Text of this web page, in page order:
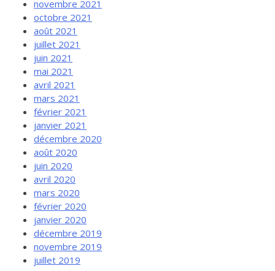
novembre 2021
octobre 2021
août 2021
juillet 2021
juin 2021
mai 2021
avril 2021
mars 2021
février 2021
janvier 2021
décembre 2020
août 2020
juin 2020
avril 2020
mars 2020
février 2020
janvier 2020
décembre 2019
novembre 2019
juillet 2019